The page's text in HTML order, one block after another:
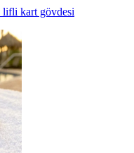
lifli kart gövdesi